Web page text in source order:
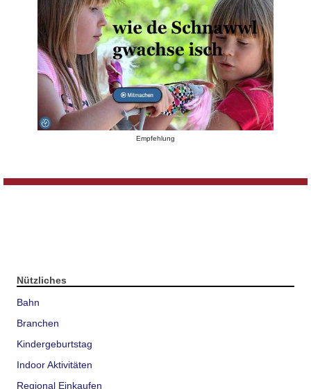
Empfehlung
Nützliches
Bahn
Branchen
Kindergeburtstag
Indoor Aktivitäten
Regional Einkaufen